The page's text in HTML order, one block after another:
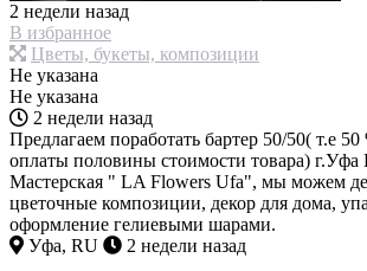
2 недели назад
В избранное
Цветы, букеты, композиции
Не указана
Не указана
2 недели назад
Предлагаем поработать бартер 50/50( т.е
оплаты половины стоимости товара) г.Уфа
Мастерская " LA Flowers Ufa", мы можем
цветочные композиции, декор для дома,
оформление гелиевыми шарами.
Уфа, RU
2 недели назад